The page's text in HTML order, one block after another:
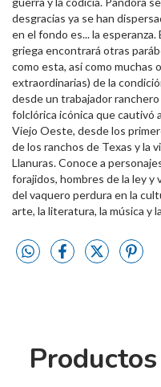
desgracias ya se han
en el fondo es... la
griega encontrará otras
como esta, así como muchas
extraordinarias) de la
desde un trabajador
folclórica icónica que cautivó
Viejo Oeste, desde los
de los ranchos de Texas y la
Llanuras. Conoce a
forajidos, hombres de la ley y
del vaquero perdura en la
arte, la literatura, la música y